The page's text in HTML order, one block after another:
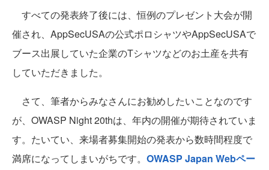
すべての発表終了後には、恒例のプレゼント大会が開
催され、AppSecUSAの公式ポロシャツやAppSecUSAで
ブース出展していた企業のTシャツなどのお土産を共有
していただきました。
さて、筆者からみなさんにお勧めしたいことなのです
が、OWASP Night 20thは、年内の開催が期待されていま
す。たいてい、来場者募集開始の発表から数時間程度で
満席になってしまいがちです。 OWASP Japan Webペー